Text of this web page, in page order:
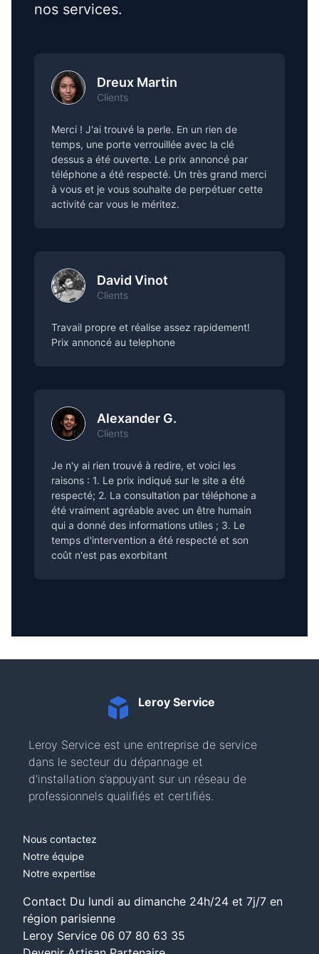
nos services.
Dreux Martin
Clients
Merci ! J'ai trouvé la perle. En un rien de
temps, une porte verrouillée avec la clé
dessus a été ouverte. Le prix annoncé par
téléphone a été respecté. Un très grand merci
à vous et je vous souhaite de perpétuer cette
activité car vous le méritez.
David Vinot
Clients
Travail propre et réalise assez rapidement!
Prix annoncé au telephone
Alexander G.
Clients
Je n'y ai rien trouvé à redire, et voici les
raisons : 1. Le prix indiqué sur le site a été
respecté; 2. La consultation par téléphone a
été vraiment agréable avec un être humain
qui a donné des informations utiles ; 3. Le
temps d'intervention a été respecté et son
coût n'est pas exorbitant
Leroy Service
Leroy Service est une entreprise de service
dans le secteur du dépannage et
d'installation s’appuyant sur un réseau de
professionnels qualifiés et certifiés.
Nous contactez
Notre équipe
Notre expertise
Contact Du lundi au dimanche 24h/24 et 7j/7 en
région parisienne
Leroy Service 06 07 80 63 35